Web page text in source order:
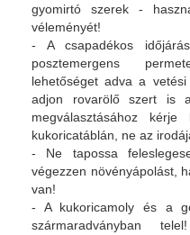
gyomirtó szerek -
véleményét!
- A csapadékos
posztemergens
lehetőséget adva a
adjon rovarölő szert is
megválasztásához
kukoricatáblán, ne az
- Ne tapossa
végezzen növényápolást,
van!
- A kukoricamoly és a
szármaradványban